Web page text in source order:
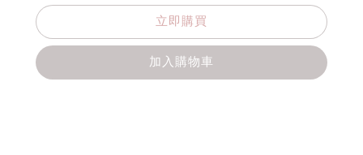
立即購買
加入購物車